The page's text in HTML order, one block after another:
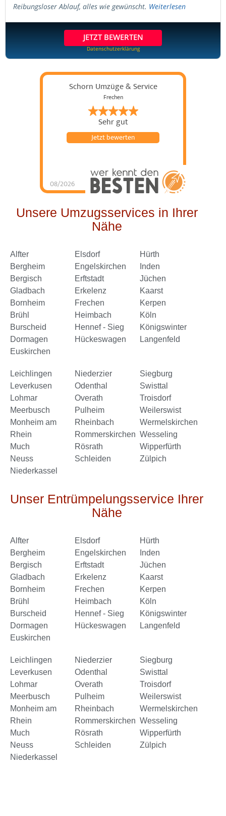
Reibungsloser Ablauf, alles wie gewünscht. Weiterlesen
JETZT BEWERTEN
Datenschutzerklärung
Schorn Umzüge & Service
Frechen
Sehr gut
08/2026
Jetzt bewerten
Schorn Umzüge &
Service hat 4.98von
Umzüge &
ServiceBewertungen
auf
Unsere Umzugsservices in Ihrer
Nähe
Alfter
Bergheim
Bergisch
Gladbach
Bornheim
Brühl
Burscheid
Dormagen
Euskirchen
Elsdorf
Engelskirchen
Erftstadt
Erkelenz
Frechen
Heimbach
Hennef - Sieg
Hückeswagen
Hürth
Inden
Jüchen
Kaarst
Kerpen
Köln
Königswinter
Langenfeld
Leichlingen
Leverkusen
Lohmar
Meerbusch
Monheim am
Rhein
Much
Neuss
Niederkassel
Niederzier
Odenthal
Overath
Pulheim
Rheinbach
Rommerskirchen
Rösrath
Schleiden
Siegburg
Swisttal
Troisdorf
Weilerswist
Wermelskirchen
Wesseling
Wipperfürth
Zülpich
Unser Entrümpelungsservice Ihrer
Nähe
Alfter
Bergheim
Bergisch
Gladbach
Bornheim
Brühl
Burscheid
Dormagen
Euskirchen
Elsdorf
Engelskirchen
Erftstadt
Erkelenz
Frechen
Heimbach
Hennef - Sieg
Hückeswagen
Hürth
Inden
Jüchen
Kaarst
Kerpen
Köln
Königswinter
Langenfeld
Leichlingen
Leverkusen
Lohmar
Meerbusch
Monheim am
Rhein
Much
Neuss
Niederkassel
Niederzier
Odenthal
Overath
Pulheim
Rheinbach
Rommerskirchen
Rösrath
Schleiden
Siegburg
Swisttal
Troisdorf
Weilerswist
Wermelskirchen
Wesseling
Wipperfürth
Zülpich